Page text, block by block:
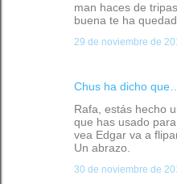
man haces de
buena te ha
29 de noviembre de
Chus ha dicho que…
Rafa, estás hecho
que has usado
vea Edgar va a
Un abrazo.
30 de noviembre de